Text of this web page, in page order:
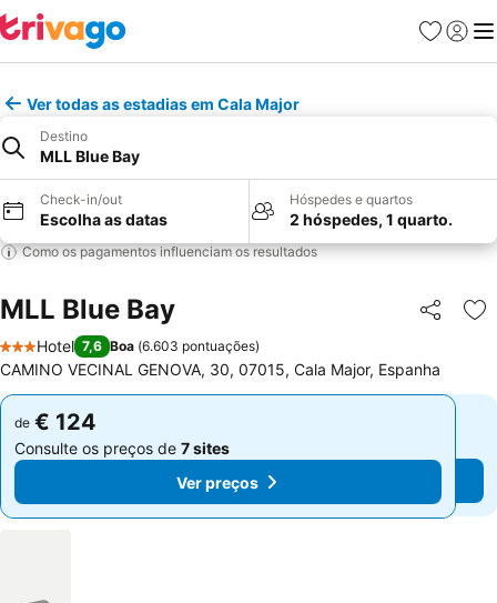
Favoritos
Iniciar
Ver todas as estadias em Cala Major
Destino
MLL Blue Bay
Check-in/out
Escolha as datas
Hóspedes e quartos
2 hóspedes, 1 quarto.
Como os pagamentos influenciam os resultados
MLL Blue Bay Partilhar
3 Estrelas
Hotel 7,6 Boa (6.603 pontuações)
CAMINO VECINAL GENOVA, 30, 07015, Cala Major, Espanha
de € 124
Consulte os preços de 7 sites
Ver preços
de € 124
Consulte os preços de 7 sites
Ver preços